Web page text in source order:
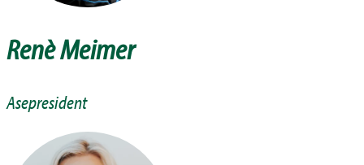
Renè Meimer
Asepresident